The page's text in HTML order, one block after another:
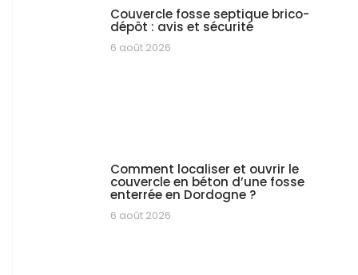
Couvercle fosse septique brico-
dépôt : avis et sécurité
6 août 2026
Comment localiser et ouvrir le
couvercle en béton d’une fosse
enterrée en Dordogne ?
6 août 2026